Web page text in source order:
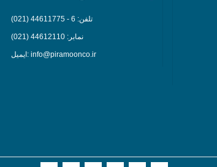
تلفن: 6 - 44611775 (021)
نمابر: 44612110 (021)
ایمیل: info@piramoonco.ir